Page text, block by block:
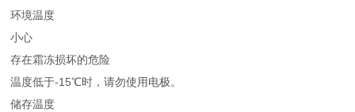
环境温度
小心
存在霜冻损坏的危险
温度低于-15℃时，请勿使用电极。
储存温度